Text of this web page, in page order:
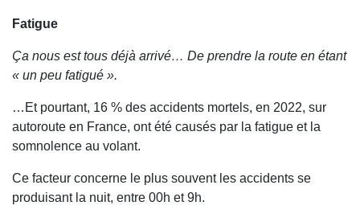
Fatigue
Ça nous est tous déjà arrivé… De prendre la route en étant
« un peu fatigué ».
…Et pourtant, 16 % des accidents mortels, en 2022, sur
autoroute en France, ont été causés par la fatigue et la
somnolence au volant.
Ce facteur concerne le plus souvent les accidents se
produisant la nuit, entre 00h et 9h.